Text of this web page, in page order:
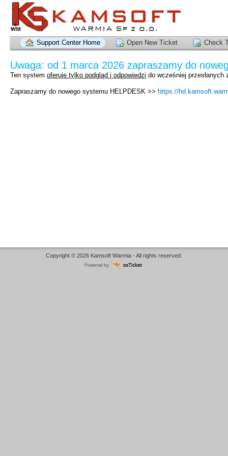
Support Center Home Open New Ticket Check
Uwaga: od 1 marca 2026 zapraszamy do
Ten system oferuje tylko podgląd i odpowiedzi do wcześniej przesłanych
Zapraszamy do nowego systemu HELPDESK >> https://
Copyright © 2026 Kamsoft Warmia - All rights reserved.